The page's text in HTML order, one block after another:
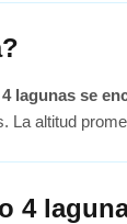
lagunas se
La altitud
4